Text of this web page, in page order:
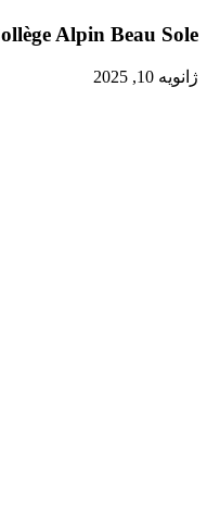
Alpin Beau Sole
ژانویه 10, 2025